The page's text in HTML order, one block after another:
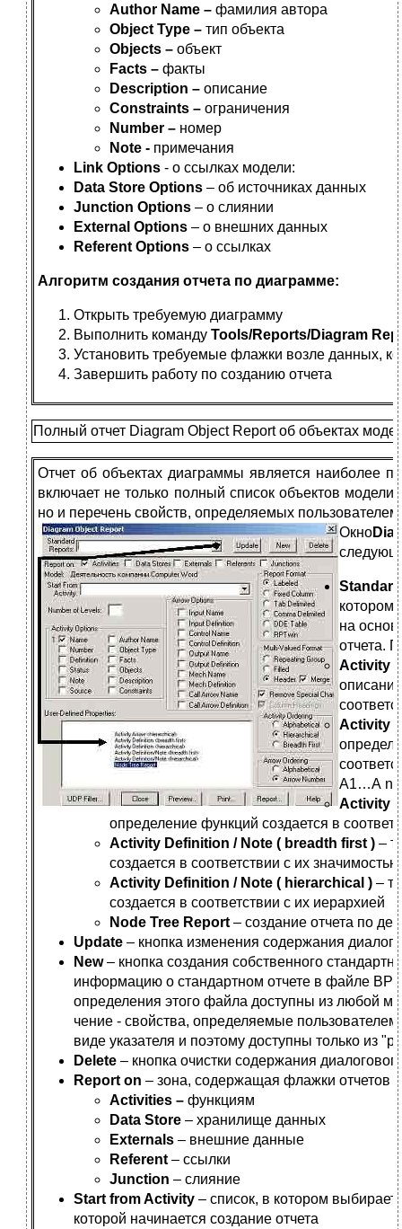
Author Name – фамилия автора
Object Type – тип объекта
Objects – объект
Facts – факты
Description – описание
Constraints – ограничения
Number – номер
Note - примечания
Link Options - о ссылках модели:
Data Store Options – об источниках данных
Junction Options – о слиянии
External Options – о внешних данных
Referent Options – о ссылках
Алгоритм создания отчета по диаграмме:
Открыть требуемую диаграмму
Выполнить команду Tools/Reports/Diagram
Установить требуемые флажки возле данных,
Завершить работу по созданию отчета
Полный отчет Diagram Object Report об объектах
Отчет об объектах диаграммы является наиболее
включает не только полный список объектов модели
но и перечень свойств, определяемых пользователем.
Окно
котором
на
отчета.
Activity
Activity
А1…А n
Activity
определение функций создается в
Activity Definition / Note ( breadth first ) –
создается в соответствии с их
Activity Definition / Note ( hierarchical ) –
создается в соответствии с их иерархией
Node Tree Report – создание отчета по
Update – кнопка изменения содержания
New– кнопка создания собственного
информацию о стандартном отчете в файле
определения этого файла доступны из любой
чение - свойства, определяемые
виде указателя и поэтому доступны только из
Delete – кнопка очистки содержания
Report on – зона, содержащая флажки отчетов
Activities – функциям
Data Store – хранилище данных
Externals – внешние данные
Referent – ссылки
Junction – слияние
Start from Activity – список, в котором
которой начинается создание отчета